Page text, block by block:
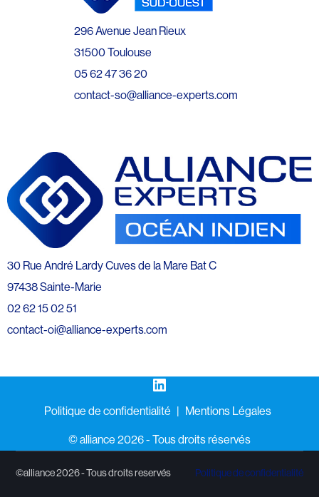
296 Avenue Jean Rieux
31500 Toulouse
05 62 47 36 20
contact-so@alliance-experts.com
30 Rue André Lardy Cuves de la Mare Bat C
97438 Sainte-Marie
02 62 15 02 51
contact-oi@alliance-experts.com
LinkedIn
Politique de confidentialité Mentions Légales
©️ alliance 2026 - Tous droits réservés
©alliance 2026 - Tous droits reservés Politique de confidentialité